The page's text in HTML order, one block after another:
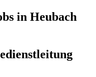
in Heubach